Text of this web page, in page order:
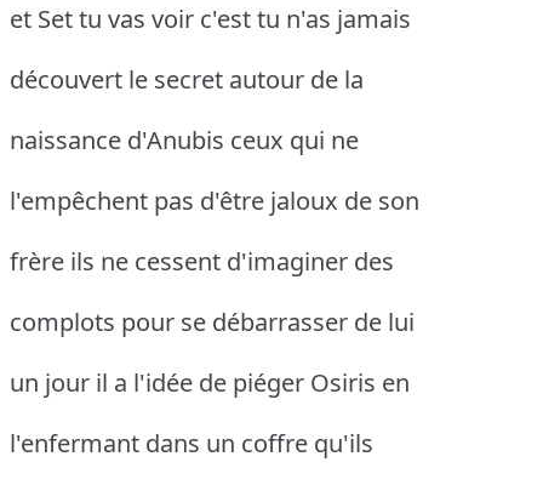
et Settu vas voir c'est tu n'as jamais
découvert le secret autour de la
naissance d'Anubis ceux qui ne
l'empêchent pas d'être jaloux de son
frère ils ne cessent d'imaginer des
complots pour se débarrasser de lui
un jour il a l'idée de piéger Osiris en
l'enfermant dans un coffre qu'ils